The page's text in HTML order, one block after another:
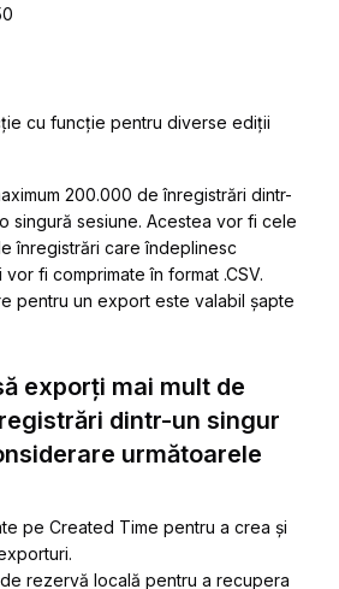
cu funcție pentru diverse ediții
200.000 de înregistrări dintr-
singură sesiune. Acestea vor fi cele
înregistrări care îndeplinesc
fi comprimate în format .CSV.
pentru un export este valabil șapte
exporți mai mult de
dintr-un singur
următoarele
pe Created Time pentru a crea și
rezervă locală pentru a recupera